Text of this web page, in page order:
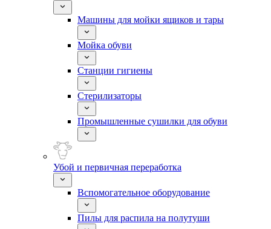
Машины для мойки ящиков и тары
Мойка обуви
Станции гигиены
Стерилизаторы
Промышленные сушилки для обуви
Убой и первичная переработка
Вспомогательное оборудование
Пилы для распила на полутуши